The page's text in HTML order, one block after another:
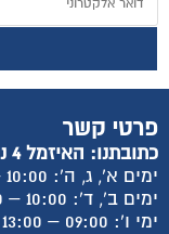
פרטי קשר
כתובתנו: האיזמל 4 נס ציונה
ימים א', ג, ה': 10:00 – 19:00
ימים ב', ד': 10:00 – 18:00
ימי ו': 09:00 – 13:00